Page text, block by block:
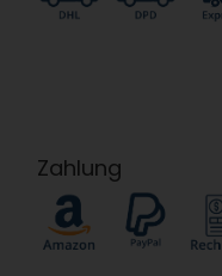
Zahlung